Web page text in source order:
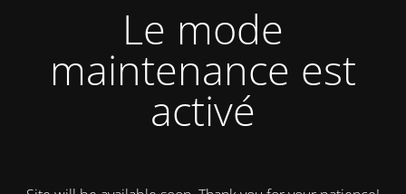
Le mode
maintenance est
activé